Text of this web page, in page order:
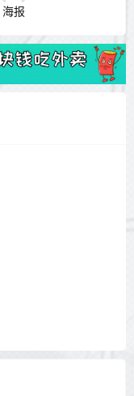
海报